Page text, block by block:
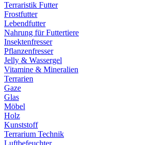
Terraristik Futter
Frostfutter
Lebendfutter
Nahrung für Futtertiere
Insektenfresser
Pflanzenfresser
Jelly & Wassergel
Vitamine & Mineralien
Terrarien
Gaze
Glas
Möbel
Holz
Kunststoff
Terrarium Technik
Luftbefeuchter